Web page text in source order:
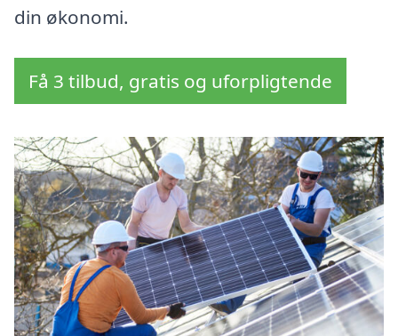
din økonomi.
Få 3 tilbud, gratis og uforpligtende